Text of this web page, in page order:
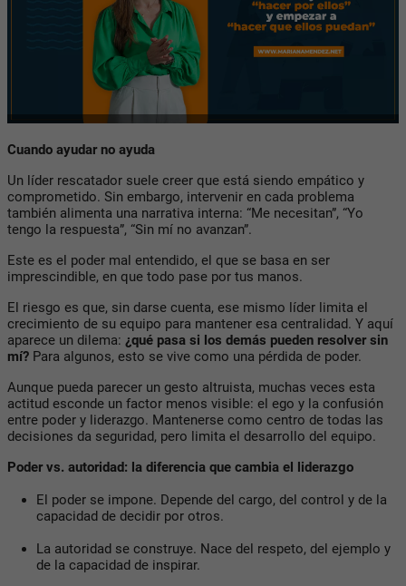
Cuando ayudar no ayuda
Un líder rescatador suele creer que está siendo empático y
comprometido. Sin embargo, intervenir en cada problema
también alimenta una narrativa interna: “Me necesitan”, “Yo
tengo la respuesta”, “Sin mí no avanzan”.
Este es el poder mal entendido, el que se basa en ser
imprescindible, en que todo pase por tus manos.
El riesgo es que, sin darse cuenta, ese mismo líder limita el
crecimiento de su equipo para mantener esa centralidad. Y aquí
aparece un dilema: ¿qué pasa si los demás pueden resolver sin
mí? Para algunos, esto se vive como una pérdida de poder.
Aunque pueda parecer un gesto altruista, muchas veces esta
actitud esconde un factor menos visible: el ego y la confusión
entre poder y liderazgo. Mantenerse como centro de todas las
decisiones da seguridad, pero limita el desarrollo del equipo.
Poder vs. autoridad: la diferencia que cambia el liderazgo
El poder se impone. Depende del cargo, del control y de la
capacidad de decidir por otros.
La autoridad se construye. Nace del respeto, del ejemplo y
de la capacidad de inspirar.